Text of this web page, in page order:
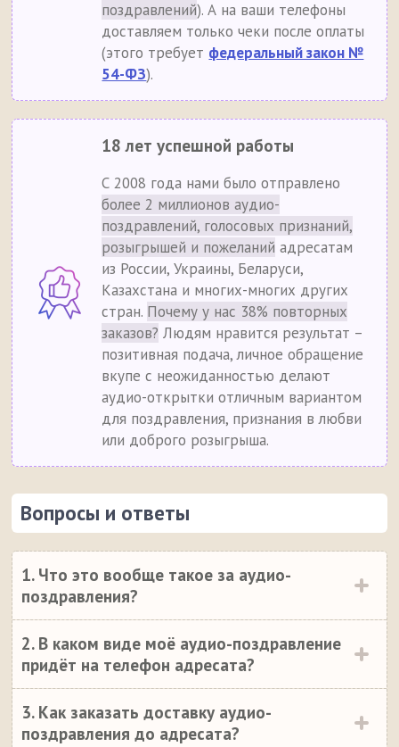
поздравлений). А на ваши телефоны
доставляем только чеки после оплаты
(этого требует федеральный закон №
54-ФЗ).
18 лет успешной работы
С 2008 года нами было отправлено
более 2 миллионов аудио-
поздравлений, голосовых признаний,
розыгрышей и пожеланий адресатам
из России, Украины, Беларуси,
Казахстана и многих-многих других
стран. Почему у нас 38% повторных
заказов? Людям нравится результат –
позитивная подача, личное обращение
вкупе с неожиданностью делают
аудио-открытки отличным вариантом
для поздравления, признания в любви
или доброго розыгрыша.
Вопросы и ответы
1. Что это вообще такое за аудио-
поздравления?
2. В каком виде моё аудио-поздравление
придёт на телефон адресата?
3. Как заказать доставку аудио-
поздравления до адресата?